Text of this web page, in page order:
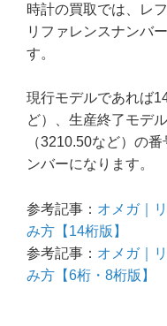
時計の買取では、レ
リファレンスナンバ
す。
現行モデルであれば
ど）、生産終了モデ
（3210.50など）の
ンバーになります。
参考記事： オメガ｜
み方【14桁版】
参考記事： オメガ｜
み方【6桁・8桁版】